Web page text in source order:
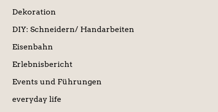
Dekoration
DIY: Schneidern/ Handarbeiten
Eisenbahn
Erlebnisbericht
Events und Führungen
everyday life